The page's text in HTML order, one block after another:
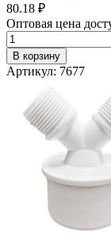
80.18 ₽
Оптовая цена
В корзину
Артикул: 7677